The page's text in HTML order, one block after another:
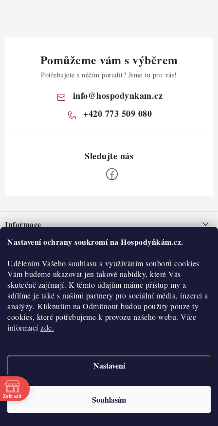
Nastavení ochrany soukromí na Hospodyňkám.cz.
Udělením Vašeho souhlasu s využíváním souborů cookies
Vám budeme ukazovat jen takové nabídky, které Vás
skutečně zajímají. K těmto údajům máme přístup my a
sdílíme je také s našimi partnery pro sociální média, inzerci a
analýzy. Kliknutím na Odmítnout budou použity pouze ty
cookies, které potřebujeme k provozu našeho webu. Více
informacízde.
Nastavení
Souhlasím
Pomůžeme vám s výběrem
Potřebujete s něčím poradit? Jsme tu pro vás!
info@hospodynkam.cz
+420 773 509 080
pInformace
Nepřevzetí zásilky na dobírku
Obchodní podmínky
Hodnocení obchodu
Blog
Moje objednávka
O nás
Historie
Kontakty
O nákupu
Reklamace a vratky
Výdejní místa
Velkoobchod
Doprava a platba
Vytvořil Shoptet
Copyright 2026
cookies
Zobrazit